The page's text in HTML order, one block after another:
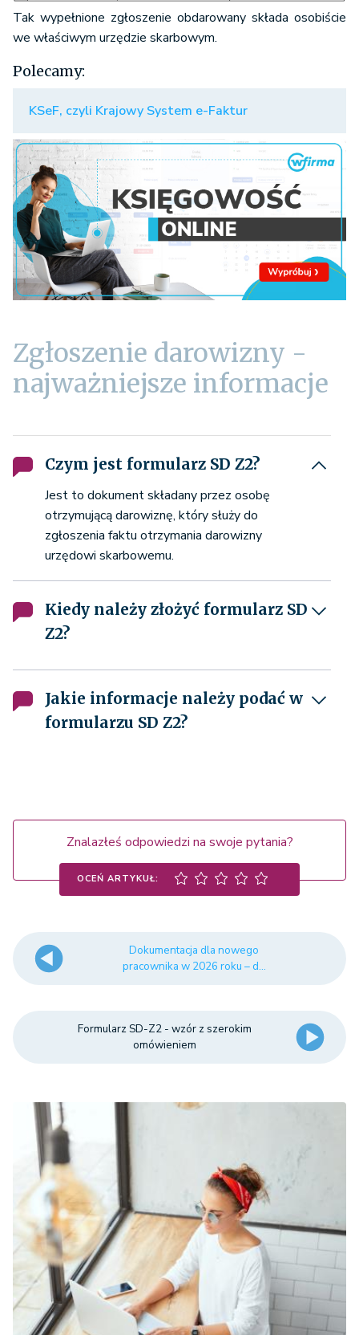
Tak wypełnione zgłoszenie obdarowany składa osobiście
we właściwym urzędzie skarbowym.
Polecamy:
KSeF, czyli Krajowy System e-Faktur
Zgłoszenie darowizny -
najważniejsze informacje
Czym jest formularz SD Z2?
Jest to dokument składany przez osobę
otrzymującą darowiznę, który służy do
zgłoszenia faktu otrzymania darowizny
urzędowi skarbowemu.
Kiedy należy złożyć formularz SD
Z2?
Jakie informacje należy podać w
formularzu SD Z2?
Znalazłeś odpowiedzi na swoje pytania?
OCEŃ ARTYKUŁ:
Dokumentacja dla nowego
pracownika w 2026 roku – d...
Formularz SD-Z2 - wzór z szerokim
omówieniem